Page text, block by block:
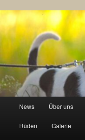
News Über uns
Rüden Galerie